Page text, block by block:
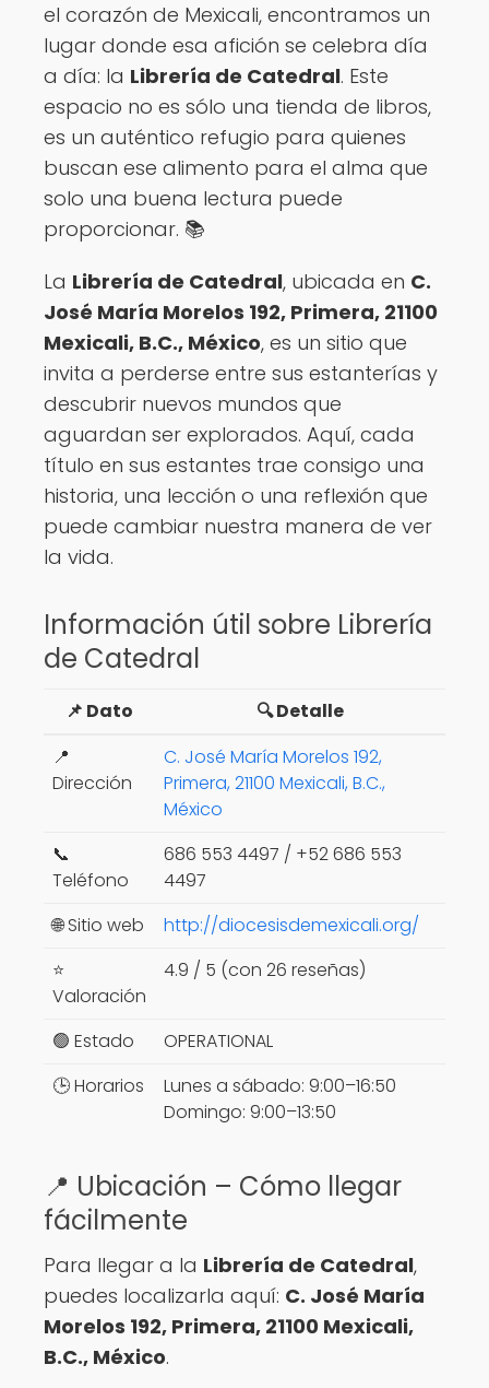
el corazón de Mexicali, encontramos un
lugar donde esa afición se celebra día
a día: la Librería de Catedral. Este
espacio no es sólo una tienda de libros,
es un auténtico refugio para quienes
buscan ese alimento para el alma que
solo una buena lectura puede
proporcionar. 📚
La Librería de Catedral, ubicada en C.
José María Morelos 192, Primera, 21100
Mexicali, B.C., México, es un sitio que
invita a perderse entre sus estanterías y
descubrir nuevos mundos que
aguardan ser explorados. Aquí, cada
título en sus estantes trae consigo una
historia, una lección o una reflexión que
puede cambiar nuestra manera de ver
la vida.
Información útil sobre Librería
de Catedral
📌 Dato
🔍 Detalle
📍
Dirección
C. José María Morelos 192,
Primera, 21100 Mexicali, B.C.,
México
📞
Teléfono
686 553 4497 / +52 686 553
4497
🌐 Sitio web
http://diocesisdemexicali.org/
⭐
Valoración
4.9 / 5 (con 26 reseñas)
🟢 Estado
OPERATIONAL
🕒 Horarios
Lunes a sábado: 9:00–16:50
Domingo: 9:00–13:50
📍 Ubicación – Cómo llegar
fácilmente
Para llegar a la Librería de Catedral,
puedes localizarla aquí: C. José María
Morelos 192, Primera, 21100 Mexicali,
B.C., México.